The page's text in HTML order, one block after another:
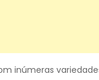
inúmeras